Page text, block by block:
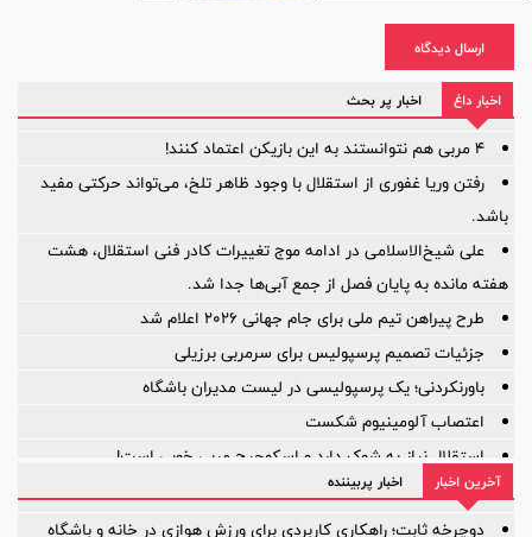
ارسال دیدگاه
اخبار داغ اخبار پر بحث
۴ مربی هم نتوانستند به این بازیکن اعتماد کنند!
رفتن وریا غفوری از استقلال با وجود ظاهر تلخ، می‌تواند حرکتی مفید
باشد.
علی شیخ‌الاسلامی در ادامه موج تغییرات کادر فنی استقلال، هشت
هفته مانده به پایان فصل از جمع آبی‌ها جدا شد.
طرح پیراهن تیم ملی برای جام جهانی ۲۰۲۶ اعلام شد
جزئیات تصمیم پرسپولیس برای سرمربی برزیلی
باورنکردنی؛ یک پرسپولیسی در لیست مدیران باشگاه
اعتصاب آلومینیوم شکست
استقلال نیاز به شوک دارد و اسکوچیچ مربی خوبی است!
آیا ستون خط میانی ترک برداشته است؟
بازی‌ها یکی پس از دیگری لغو شد؛
آخرین اخبار اخبار پربیننده
دوچرخه ثابت؛ راهکاری کاربردی برای ورزش هوازی در خانه و باشگاه